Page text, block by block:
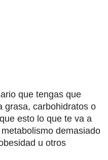
que tengas que
grasa, carbohidratos o
esto lo que te va a
demasiado
u otros